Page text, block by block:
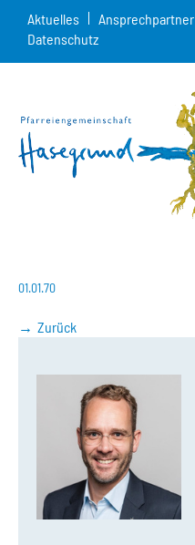
Aktuelles Ansprechpartner
Datenschutz
01.01.70
Zurück